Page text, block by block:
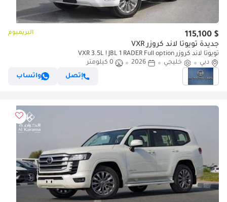
$ 115,100 البريميوم
جديدة تويوتا لاند كروزر VXR
تويوتا لاند كروزر VXR 3.5L ! JBL 1 RADER Full option
دبي
خليجي 2026
0 كيلومتر
إتصل
واتساب